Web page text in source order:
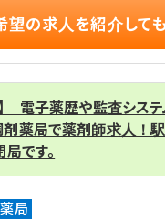
望の求人を紹介して
電子薬歴や監査シス
薬局で薬剤師求人！
です。
局